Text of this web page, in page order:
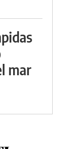
mar